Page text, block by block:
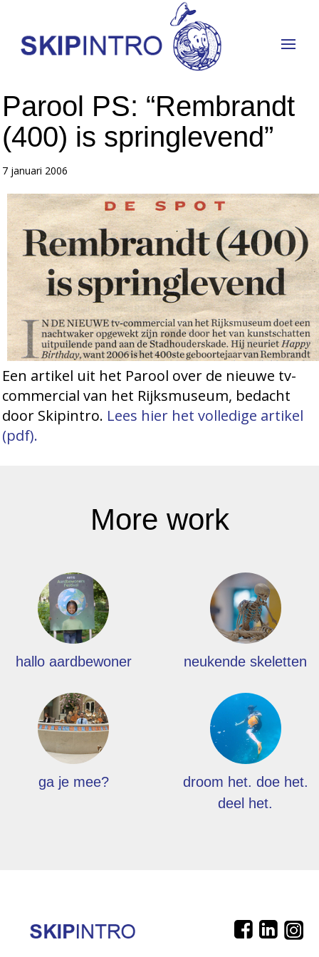
Parool PS: “Rembrandt
(400) is springlevend”
7 januari 2006
Een artikel uit het Parool over de nieuwe tv-
commercial van het Rijksmuseum, bedacht
door Skipintro. Lees hier het volledige artikel
(pdf).
More work
hallo aardbewoner neukende skeletten
ga je mee?
droom het. doe het.
deel het.